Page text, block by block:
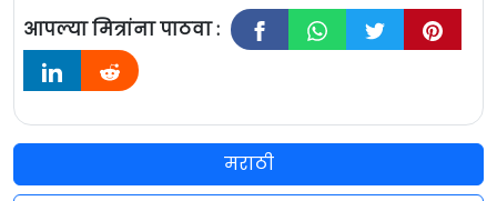
आपल्या मित्रांना पाठवा :
मराठी